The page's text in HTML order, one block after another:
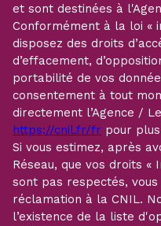
et sont destinées à
Conformément à la loi «
disposez des droits
d’effacement,
portabilité de vos
consentement à tout
directement l’Agence /
https://cnil.fr/fr pour
Si vous estimez, après
Réseau, que vos droits
sont pas respectés,
réclamation à la CNIL.
l’existence de la liste